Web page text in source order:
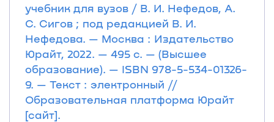
учебник для вузов / В. И. Нефедов, А.
С. Сигов ; под редакцией В. И.
Нефедова. — Москва : Издательство
Юрайт, 2022. — 495 с. — (Высшее
образование). — ISBN 978-5-534-01326-
9. — Текст : электронный //
Образовательная платформа Юрайт
[сайт].